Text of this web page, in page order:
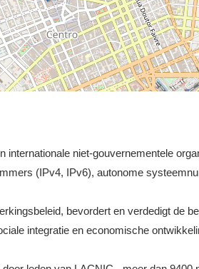
niet-gouvernementele
(IPv4, IPv6), autonome
bevordert en verdedigt de
integratie en economische